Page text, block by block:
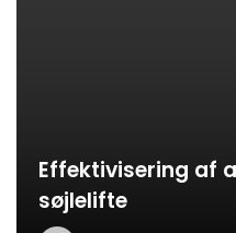
Effektivisering af
søjlelifte